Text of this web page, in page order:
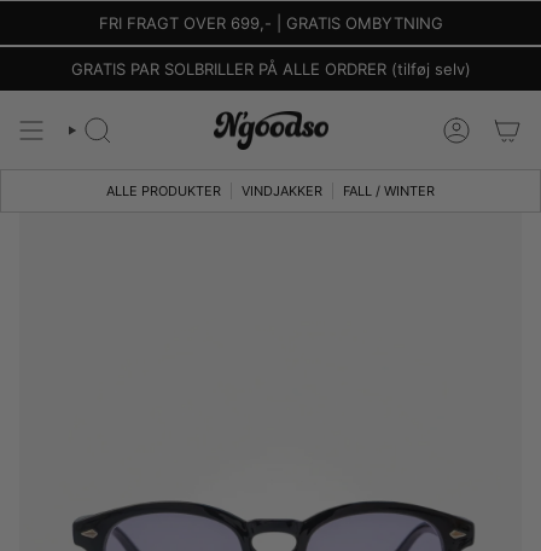
indhold
FRI FRAGT OVER 699,- | GRATIS OMBYTNING
GRATIS PAR SOLBRILLER PÅ ALLE ORDRER (tilføj selv)
SØG KONTO
ALLE PRODUKTER VINDJAKKER FALL / WINTER